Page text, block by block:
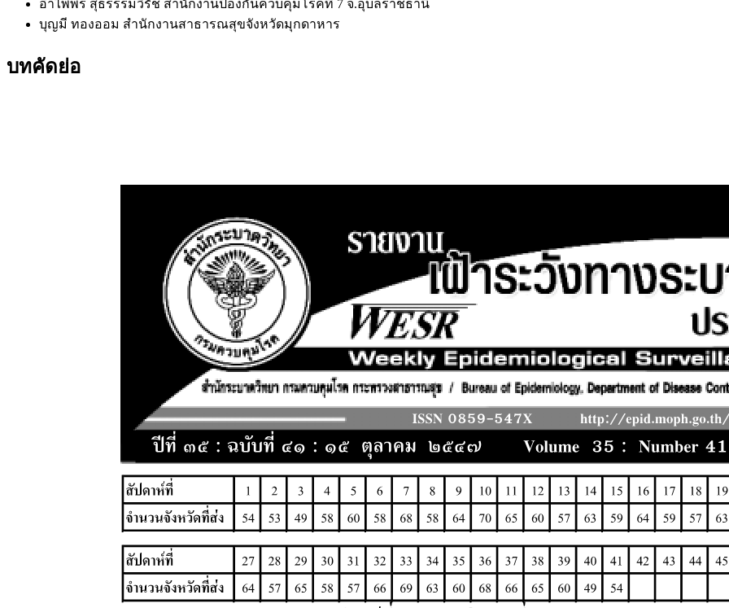
อำไพพร สุธรรรมวิรัช สำนักงานป้องกันควบคุมโรคที่ 7 จ.อุบลราชธานี
บุญมี ทองออม สำนักงานสาธารณสุขจังหวัดมุกดาหาร
บทคัดย่อ